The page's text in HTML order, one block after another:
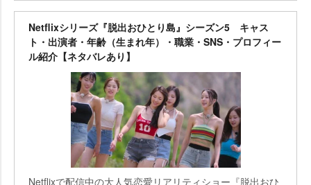
Netflixシリーズ『脱出おひとり島』シーズン5 キャス
ト・出演者・年齢（生まれ年）・職業・SNS・プロフィー
ル紹介【ネタバレあり】
Netflixで配信中の大人気恋愛リアリティショー『脱出おひ